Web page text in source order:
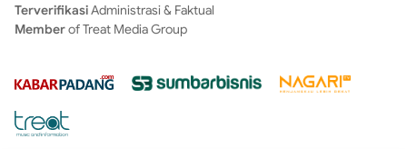
TerverifikasiAdministrasi & Faktual
Memberof Treat Media Group